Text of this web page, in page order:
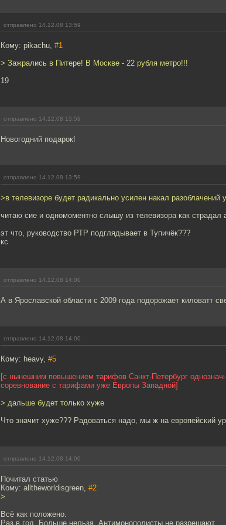
отправлено 14.12.08 13:59
Кому: pikachu, #1
> Зажрались в Питере! В Москве - 22 рубля метро!!!
19
отправлено 14.12.08 13:59
Новогодний подарок!
отправлено 14.12.08 13:59
>в телевизоре будет радикально усилен накал разоблачений
читаю сие и одномоментно слышу из телевизора как страдал
эт что, руководство РТР подглядывает в Тупичёк???
кс
отправлено 14.12.08 14:00
А в Ярославской области с 2009 года подорожает киловатт
отправлено 14.12.08 14:00
Кому: heavy, #5
[с нынешним повышением тарифов Санкт-Петербург
соревнование с тарифами уже Европы Западной]
> дальше будет только хуже
Что значит хуже??? Радоваться надо, мы ж на европейский
отправлено 14.12.08 14:00
Почитал статью
Кому: alltheworldisgreen, #2
>
Всё как положено.
Раз в год. Больше нельзя. Антимонополисты не разрешают.